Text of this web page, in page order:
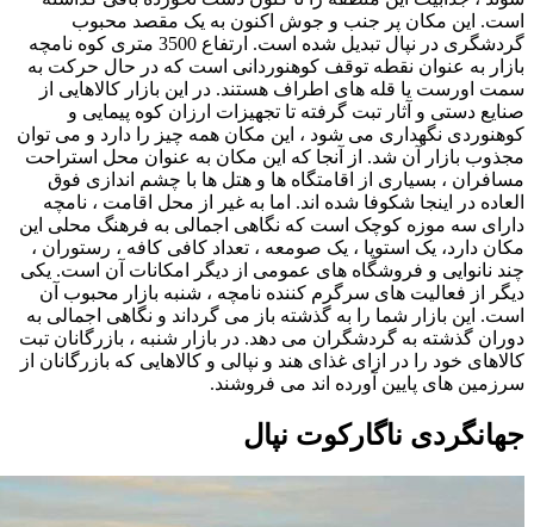
است. این مکان پر جنب و جوش اکنون به یک مقصد محبوب
گردشگری در نپال تبدیل شده است. ارتفاع 3500 متری کوه نامچه
بازار به عنوان نقطه توقف کوهنوردانی است که در حال حرکت به
سمت اورست یا قله های اطراف هستند. در این بازار کالاهایی از
صنایع دستی و آثار تبت گرفته تا تجهیزات ارزان کوه پیمایی و
کوهنوردی نگهداری می شود ، این مکان همه چیز را دارد و می توان
مجذوب بازار آن شد. از آنجا که این مکان به عنوان محل استراحت
مسافران ، بسیاری از اقامتگاه ها و هتل ها با چشم اندازی فوق
العاده در اینجا شکوفا شده اند. اما به غیر از محل اقامت ، نامچه
دارای سه موزه کوچک است که نگاهی اجمالی به فرهنگ محلی این
مکان دارد، یک استوپا ، یک صومعه ، تعداد کافی کافه ، رستوران ،
چند نانوایی و فروشگاه های عمومی از دیگر امکانات آن است. یکی
دیگر از فعالیت های سرگرم کننده نامچه ، شنبه بازار محبوب آن
است. این بازار شما را به گذشته باز می گرداند و نگاهی اجمالی به
دوران گذشته به گردشگران می دهد. در بازار شنبه ، بازرگانان تبت
کالاهای خود را در ازای غذای هند و نپالی و کالاهایی که بازرگانان از
سرزمین های پایین آورده اند می فروشند.
جهانگردی ناگاركوت نپال